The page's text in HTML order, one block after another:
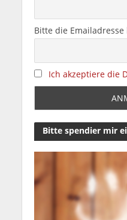
Bitte die
Ich akzeptiere die
Bitte spendier mir